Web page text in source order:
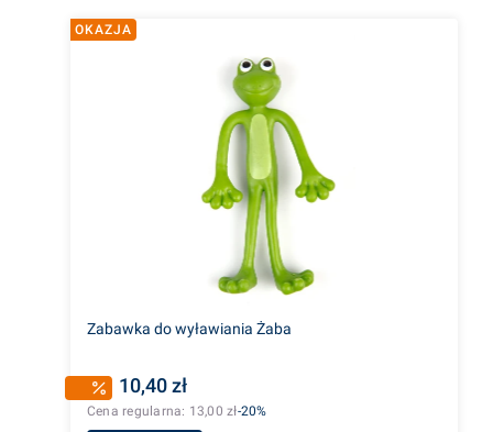
OKAZJA
Zabawka do wyławiania Żaba
10,40 zł
Cena regularna: 13,00 zł-20%